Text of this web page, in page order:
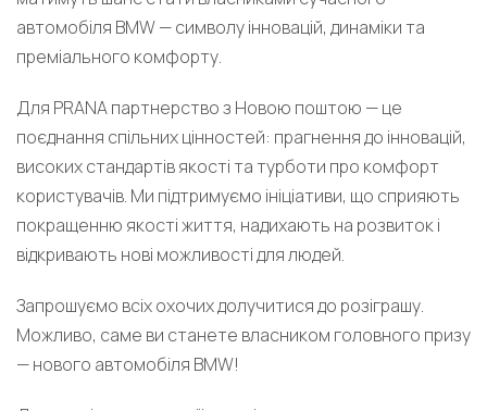
автомобіля BMW — символу інновацій, динаміки та
преміального комфорту.
Для PRANA партнерство з Новою поштою — це
поєднання спільних цінностей: прагнення до інновацій,
високих стандартів якості та турботи про комфорт
користувачів. Ми підтримуємо ініціативи, що сприяють
покращенню якості життя, надихають на розвиток і
відкривають нові можливості для людей.
Запрошуємо всіх охочих долучитися до розіграшу.
Можливо, саме ви станете власником головного призу
— нового автомобіля BMW!